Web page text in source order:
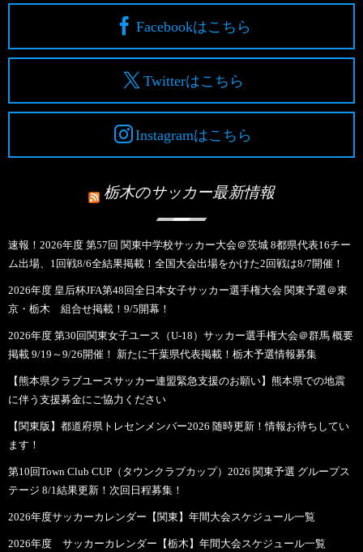
Facebookはこちら
Twitterはこちら
Instagramはこちら
栃木のサッカー最新情報
速報！2026年度 第57回 関東中学校サッカー大会＠茨城 8都県代表16チー
ム出場、1回戦8/6全結果掲載！全国大会出場をかけた2回戦は8/7開催！
2026年度 皇后杯JFA第48回全日本女子サッカー選手権大会 関東予選＠東
京・栃木 組合せ掲載！9/5開幕！
2026年度 第30回関東女子ユース（U-18）サッカー選手権大会＠群馬 概要
掲載 9/19～9/26開催！ 新たに千葉県代表掲載！栃木予選情報募集
【熊本県クラブユースサッカー連盟緊急支援のお願い】熊本県での地震
に伴う支援募金にご協力ください
【関東版】都道府県トレセンメンバー2026 随時更新！情報お待ちしてい
ます！
第10回Town Club CUP（タウンクラブカップ）2026 関東予選 グループス
テージ 8/1結果更新！次回日程募集！
2026年度サッカーカレンダー【関東】年間大会スケジュール一覧
2026年度 サッカーカレンダー【栃木】年間大会スケジュール一覧